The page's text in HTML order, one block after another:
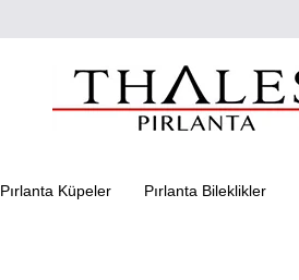
Pırlanta Küpeler Pırlanta Bileklikler